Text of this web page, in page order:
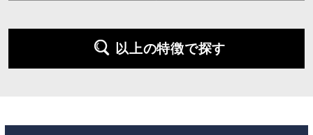
以上の特徴で探す